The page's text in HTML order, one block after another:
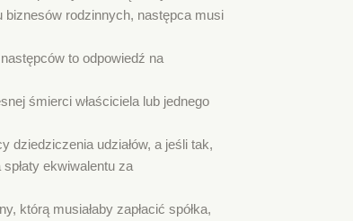
biznesów rodzinnych, następca musi
to odpowiedź na
śmierci właściciela lub jednego
dziedziczenia udziałów, a jeśli tak,
ekwiwalentu za
którą musiałaby zapłacić spółka,